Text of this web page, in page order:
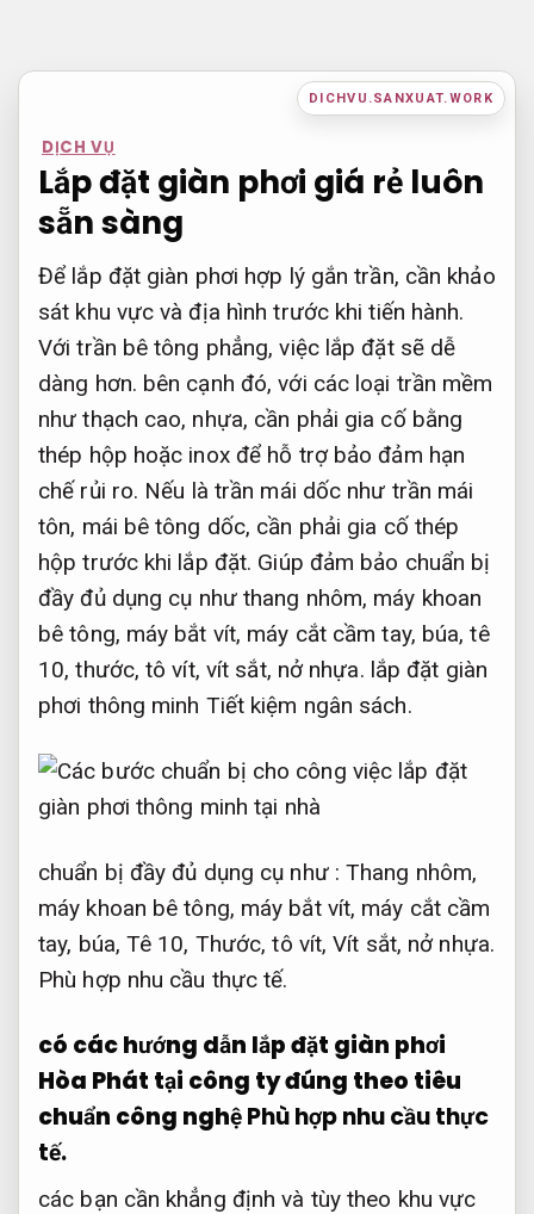
nội
DICHVU.SANXUAT.WORK
DỊCH VỤ
Lắp đặt giàn phơi giá rẻ luôn
sẵn sàng
Để lắp đặt giàn phơi hợp lý gắn trần, cần khảo
sát khu vực và địa hình trước khi tiến hành.
Với trần bê tông phẳng, việc lắp đặt sẽ dễ
dàng hơn. bên cạnh đó, với các loại trần mềm
như thạch cao, nhựa, cần phải gia cố bằng
thép hộp hoặc inox để hỗ trợ bảo đảm hạn
chế rủi ro. Nếu là trần mái dốc như trần mái
tôn, mái bê tông dốc, cần phải gia cố thép
hộp trước khi lắp đặt. Giúp đảm bảo chuẩn bị
đầy đủ dụng cụ như thang nhôm, máy khoan
bê tông, máy bắt vít, máy cắt cầm tay, búa, tê
10, thước, tô vít, vít sắt, nở nhựa. lắp đặt giàn
phơi thông minh Tiết kiệm ngân sách.
chuẩn bị đầy đủ dụng cụ như : Thang nhôm,
máy khoan bê tông, máy bắt vít, máy cắt cầm
tay, búa, Tê 10, Thước, tô vít, Vít sắt, nở nhựa.
Phù hợp nhu cầu thực tế.
có các hướng dẫn lắp đặt giàn phơi
Hòa Phát tại công ty đúng theo tiêu
chuẩn công nghệPhù hợp nhu cầu thực
tế.
các bạn cần khẳng định và tùy theo khu vực